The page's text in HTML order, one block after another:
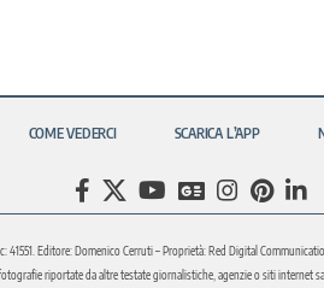
COME VEDERCI SCARICA L’APP
Editore: Domenico Cerruti – Proprietà: Red Digital
riportate da altre testate giornalistiche, agenzie o siti